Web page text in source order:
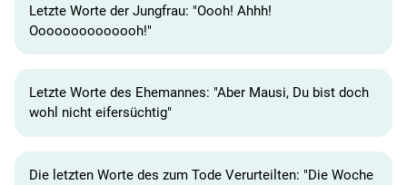
Letzte Worte der Jungfrau: "Oooh! Ahhh!
Oooooooooooooh!"
Letzte Worte des Ehemannes: "Aber Mausi, Du bist doch
wohl nicht eifersüchtig"
Die letzten Worte des zum Tode Verurteilten: "Die Woche